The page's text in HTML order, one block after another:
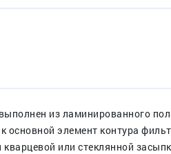
из ламинированного
элемент контура
или стеклянной